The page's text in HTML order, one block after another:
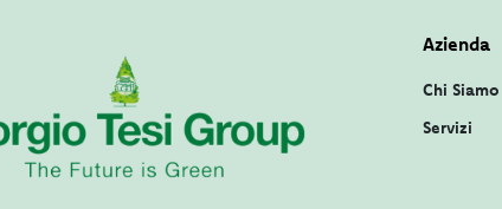
Azienda
Chi Siamo
Servizi